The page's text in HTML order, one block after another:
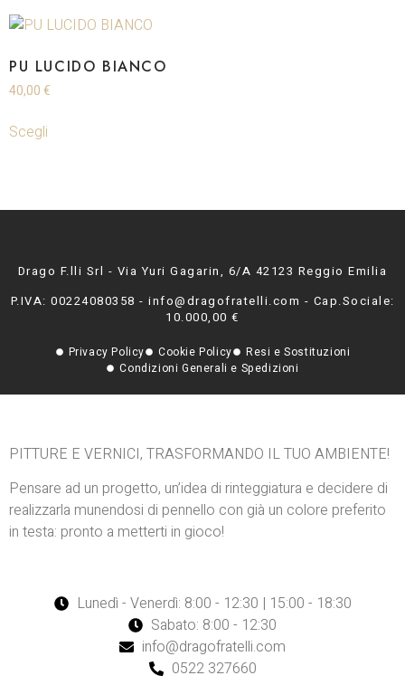
PU LUCIDO BIANCO
40,00 €
Scegli
Drago F.lli Srl - Via Yuri Gagarin, 6/A 42123 Reggio Emilia
P.IVA: 00224080358 - info@dragofratelli.com - Cap.Sociale:
10.000,00 €
Privacy Policy Cookie Policy
Resi e Sostituzioni
Condizioni Generali e Spedizioni
PITTURE E VERNICI, TRASFORMANDO IL TUO AMBIENTE!
Pensare ad un progetto, un’idea di rinteggiatura e decidere di
realizzarla munendosi di pennello con già un colore preferito
in testa: pronto a metterti in gioco!
Lunedì - Venerdì: 8:00 - 12:30 | 15:00 - 18:30
Sabato: 8:00 - 12:30
info@dragofratelli.com
0522 327660